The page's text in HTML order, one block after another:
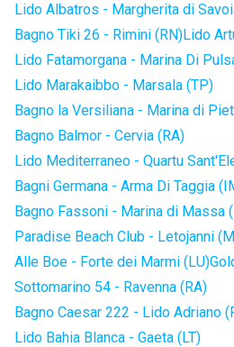
Lido Albatros - Margherita di
Bagno Tiki 26 - Rimini (RN)Lido
Lido Fatamorgana - Marina Di
Lido Marakaibbo - Marsala (TP)
Bagno la Versiliana - Marina di
Bagno Balmor - Cervia (RA)
Lido Mediterraneo - Quartu
Bagni Germana - Arma Di Taggia
Bagno Fassoni - Marina di Massa
Paradise Beach Club - Letojanni
Alle Boe - Forte dei Marmi (LU)
Sottomarino 54 - Ravenna (RA)
Bagno Caesar 222 - Lido Adriano
Lido Bahia Blanca - Gaeta (LT)